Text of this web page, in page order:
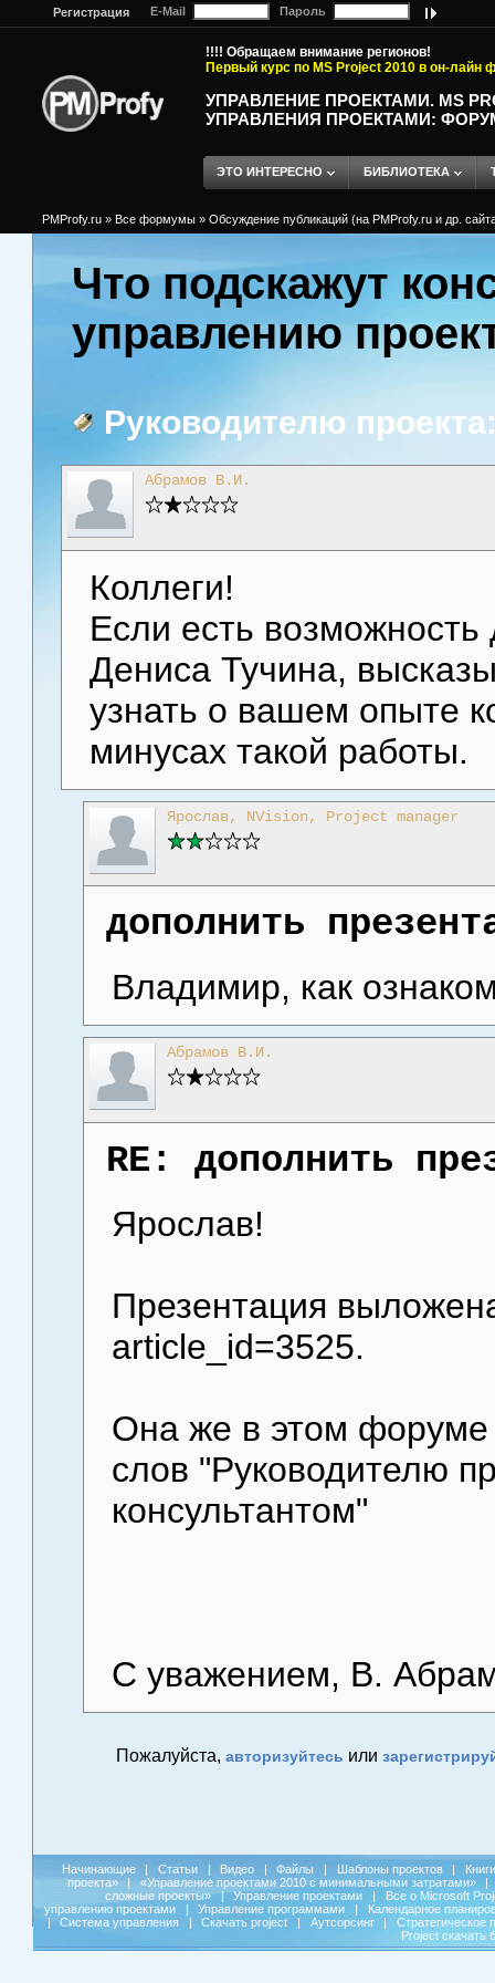
Регистрация E-Mail Пароль
!!!! Обращаем внимание регионов!
Первый курс по MS Project 2010 в он-лайн
УПРАВЛЕНИЕ ПРОЕКТАМИ. MS
УПРАВЛЕНИЯ ПРОЕКТАМИ:
ЭТО ИНТЕРЕСНО БИБЛИОТЕКА
PMProfy.ru » Все формумы » Обсуждение публикаций (на PMProfy.ru и др.
Что подскажут
управлению
Руководителю
Абрамов В.И.
Коллеги!
Если есть
Дениса Тучина,
узнать о вашем опыте
минусах такой работы.
Ярослав, NVision, Project manager
дополнить
Владимир, как
Абрамов В.И.
RE: дополнить
Ярослав!
Презентация
article_id=3525.
Она же в этом форуме
слов "Руководителю
консультантом"
С уважением, В.
Пожалуйста, авторизуйтесь или
Начинающие | Статьи | Видео | Файлы | Шаблоны проектов |
Книги
проекта»
| «Управление проектами 2010 с минимальными затратами»
|
сложные проекты»
| Управление проектами |
Все о Microsoft
управлению проектами
| Управление программами |
Календарное
|
Система управления | Скачать project | Аутсорсинг |
Стратегическое
Project скачать